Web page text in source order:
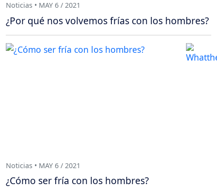
Noticias • MAY 6 / 2021
¿Por qué nos volvemos frías con los hombres?
Noticias • MAY 6 / 2021
¿Cómo ser fría con los hombres?